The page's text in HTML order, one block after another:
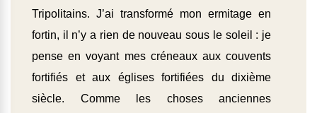
Tripolitains. J’ai transformé mon ermitage en
fortin, il n’y a rien de nouveau sous le soleil : je
pense en voyant mes créneaux aux couvents
fortifiés et aux églises fortifiées du dixième
siècle. Comme les choses anciennes